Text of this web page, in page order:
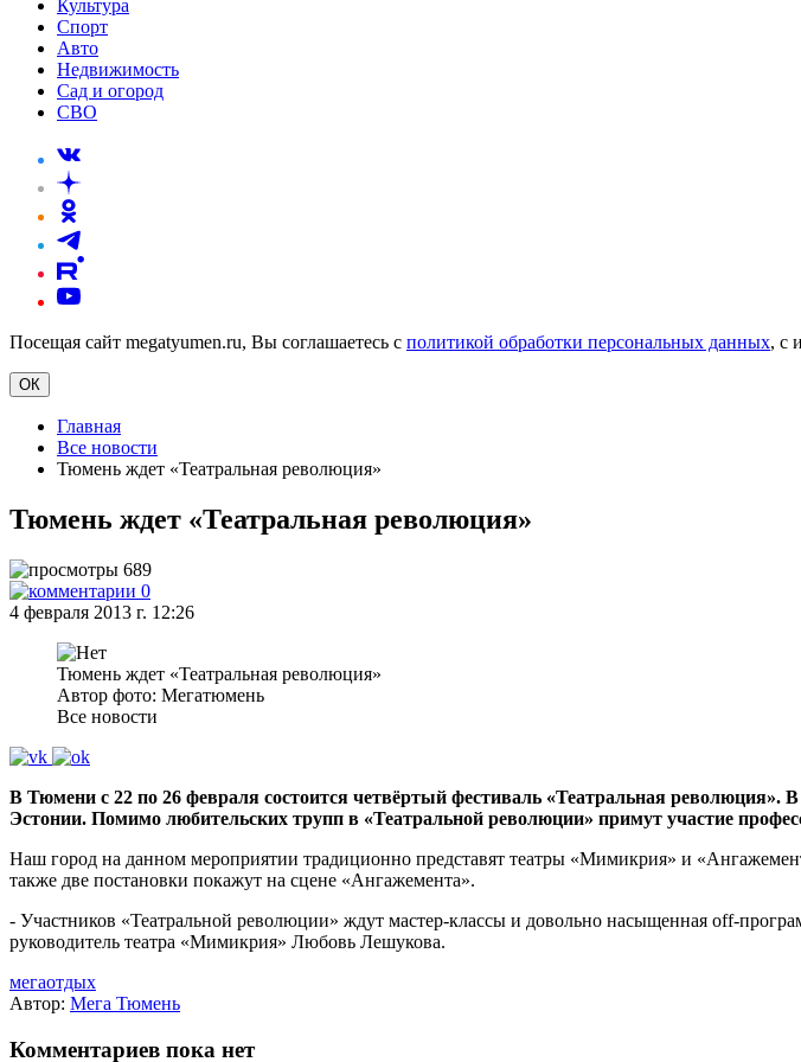
Культура
Спорт
Авто
Недвижимость
Сад и огород
СВО
Посещая сайт megatyumen.ru, Вы соглашаетесь с политикой обработки персональных данных, с
ОК
Главная
Все новости
Тюмень ждет «Театральная революция»
Тюмень ждет «Театральная революция»
689
0
4 февраля 2013 г. 12:26
Тюмень ждет «Театральная революция»
Автор фото: Мегатюмень
Все новости
В Тюмени с 22 по 26 февраля состоится четвёртый фестиваль «Театральная
Эстонии. Помимо любительских трупп в «Театральной революции» примут участие
Наш город на данном мероприятии традиционно представят театры «Мимикрия» и
также две постановки покажут на сцене «Ангажемента».
- Участников «Театральной революции» ждут мастер-классы и довольно насыщенная off-
руководитель театра «Мимикрия» Любовь Лешукова.
мегаотдых
Автор: Мега Тюмень
Комментариев пока нет